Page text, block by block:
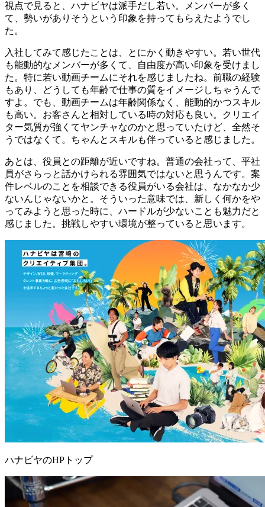
視点で見ると、ハナビヤは派手だし若い。メンバーが多く
て、勢いがありそうという印象を持ってもらえたようでし
た。
入社してみて感じたことは、とにかく動きやすい。若い世代
も能動的なメンバーが多くて、自由度が高い印象を受けまし
た。特に若い動画チームにそれを感じましたね。前職の経験
もあり、どうしても年齢で仕事の質をイメージしちゃうんで
すよ。でも、動画チームは年齢関係なく、能動的かつスキル
も高い。お客さんと相対している時の対応も良い。クリエイ
ター気質が強くてヤンチャなのかと思っていたけど、全然そ
うではなくて。ちゃんとスキルも伴っていると感じました。
あとは、役員との距離が近いですね。普通の会社って、平社
員がさらっと話かけられる雰囲気ではないと思うんです。案
件レベルのことを相談できる役員がいる会社は、なかなか少
ないんじゃないかと。そういった意味では、新しく何かをや
ってみようと思った時に、ハードルが少ないことも魅力だと
感じました。挑戦しやすい環境が整っていると思います。
ハナビヤのHPトップ